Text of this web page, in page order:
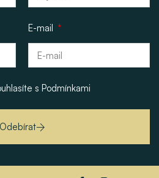
E-mail
s Podmínkami
Odebírat